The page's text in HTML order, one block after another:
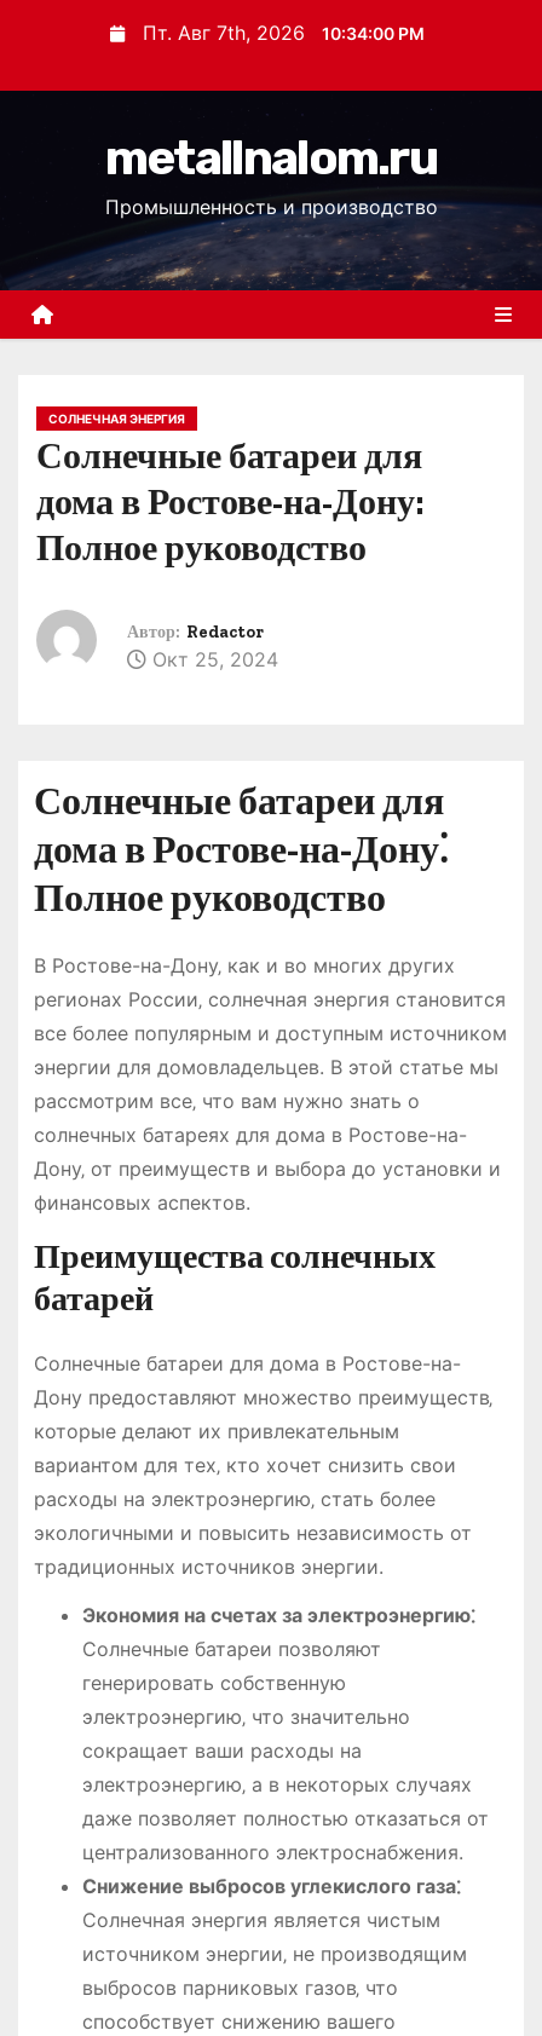
с
Пт. Авг 7th, 2026 10:34:01 PM
metallnalom.ru
Промышленность и производство
СОЛНЕЧНАЯ ЭНЕРГИЯ
Солнечные батареи для
дома в Ростове-на-Дону:
Полное руководство
Автор: Redactor
Окт 25, 2024
Солнечные батареи для
дома в Ростове-на-Дону⁚
Полное руководство
В Ростове-на-Дону‚ как и во многих других
регионах России‚ солнечная энергия становится
все более популярным и доступным источником
энергии для домовладельцев. В этой статье мы
рассмотрим все‚ что вам нужно знать о
солнечных батареях для дома в Ростове-на-
Дону‚ от преимуществ и выбора до установки и
финансовых аспектов.
Преимущества солнечных
батарей
Солнечные батареи для дома в Ростове-на-
Дону предоставляют множество преимуществ‚
которые делают их привлекательным
вариантом для тех‚ кто хочет снизить свои
расходы на электроэнергию‚ стать более
экологичными и повысить независимость от
традиционных источников энергии.
Экономия на счетах за электроэнергию⁚
Солнечные батареи позволяют
генерировать собственную
электроэнергию‚ что значительно
сокращает ваши расходы на
электроэнергию‚ а в некоторых случаях
даже позволяет полностью отказаться от
централизованного электроснабжения.
Снижение выбросов углекислого газа⁚
Солнечная энергия является чистым
источником энергии‚ не производящим
выбросов парниковых газов‚ что
способствует снижению вашего